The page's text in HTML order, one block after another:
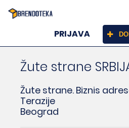
PRIJAVA
Žute strane
Žute strane. Biznis
Terazije
Beograd